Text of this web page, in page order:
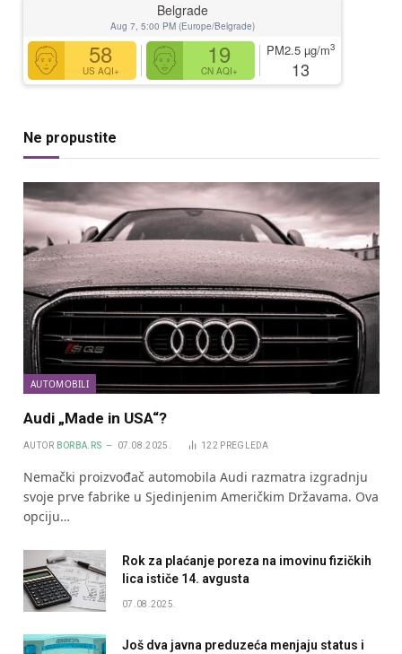
Belgrade
Aug 7, 5:00 PM (Europe/Belgrade)
58
US AQI+
19
CN AQI+
PM2.5 µg/m3
13
Ne propustite
AUTOMOBILI
Audi „Made in USA“?
AUTOR BORBA.RS 07.08.2025. 122 PREGLEDA
Nemački proizvođač automobila Audi razmatra izgradnju
svoje prve fabrike u Sjedinjenim Američkim Državama. Ova
opciju…
Rok za plaćanje poreza na imovinu fizičkih
lica ističe 14. avgusta
07.08.2025.
Još dva javna preduzeća menjaju status i